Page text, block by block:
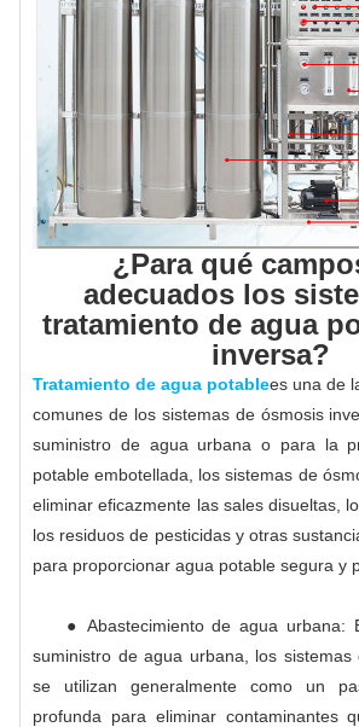
¿Para qué
adecuados los
tratamiento de agua
inversa?
Tratamiento de agua potablees una de
comunes de los sistemas de ósmosis
suministro de agua urbana o para la
potable embotellada, los sistemas de
eliminar eficazmente las sales disueltas,
los residuos de pesticidas y otras
para proporcionar agua potable segura y
● Abastecimiento de agua urbana:
suministro de agua urbana, los sistemas
se utilizan generalmente como un
profunda para eliminar contaminantes